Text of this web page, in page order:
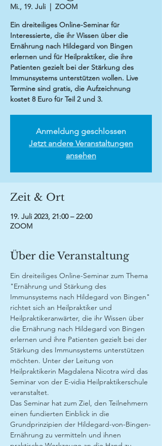
Mi., 19. Juli
  |
ZOOM
Ein dreiteiliges Online-Seminar für
Interessierte, die ihr Wissen über die
Ernährung nach Hildegard von Bingen
erlernen und für Heilpraktiker, die ihre
Patienten gezielt bei der Stärkung des
Immunsystems unterstützen wollen. Live
Termine sind gratis, die Aufzeichnung
kostet 8 Euro für Teil 2 und 3.
Anmeldung geschlossen
Jetzt andere Veranstaltungen
ansehen
Zeit & Ort
19. Juli 2023, 21:00 – 22:00
ZOOM
Über die Veranstaltung
Ein dreiteiliges Online-Seminar zum Thema
"Ernährung und Stärkung des
Immunsystems nach Hildegard von Bingen"
richtet sich an Heilpraktiker und
Heilpraktikeranwärter, die ihr Wissen über
die Ernährung nach Hildegard von Bingen
erlernen und ihre Patienten gezielt bei der
Stärkung des Immunsystems unterstützen
möchten. Unter der Leitung von
Heilpraktikerin Magdalena Nicotra wird das
Seminar von der E-vidia Heilpraktikerschule
veranstaltet.
Das Seminar hat zum Ziel, den Teilnehmern
einen fundierten Einblick in die
Grundprinzipien der Hildegard-von-Bingen-
Ernährung zu vermitteln und ihnen